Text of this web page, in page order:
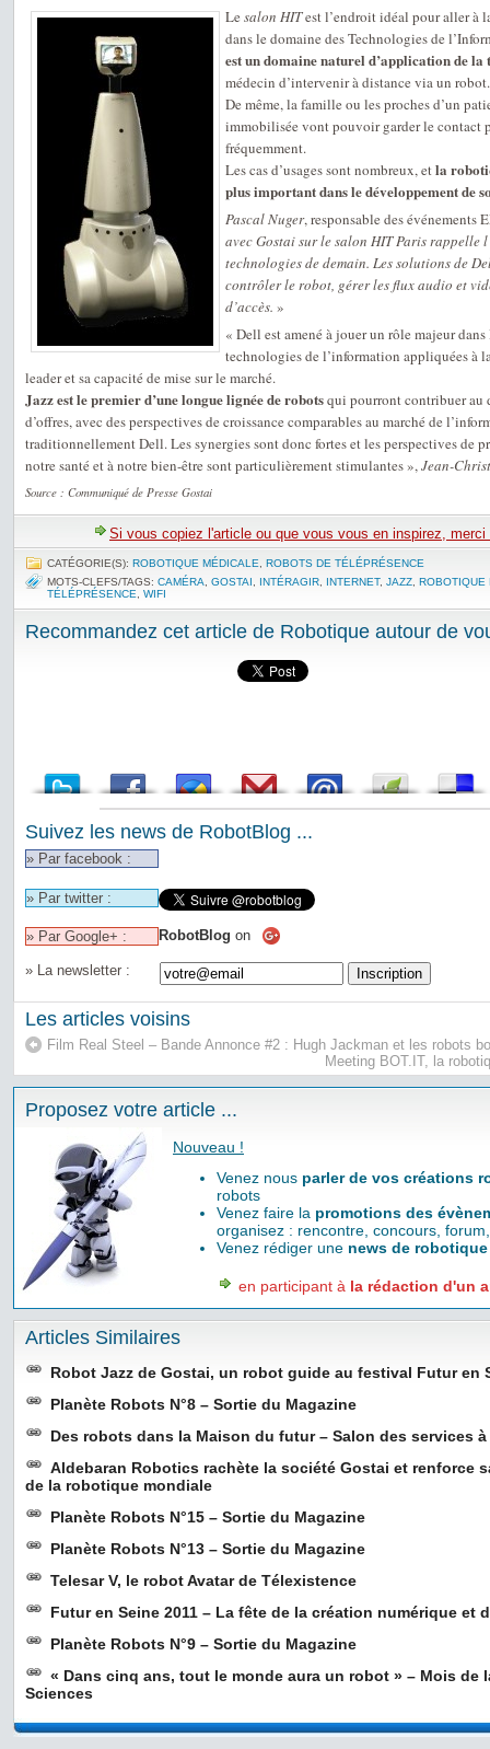
Le salon HITest l’endroit idéal pour aller à
dans le domaine des Technologies de
est un domaine naturel d’application de la
médecin d’intervenir à distance via un robot.
De même, la famille ou les proches d’un
immobilisée vont pouvoir garder le contact
fréquemment.
Les cas d’usages sont nombreux, etla
plus important dans le développement de
Pascal Nuger, responsable des événements
avec Gostai sur le salon HIT Paris rappelle
technologies de demain. Les solutions de
contrôler le robot, gérer les flux audio et
d’accès. »
« Dell est amené à jouer un rôle majeur
technologies de l’information appliquées à
leader et sa capacité de mise sur le marché.
Jazz est le premier d’une longue lignée de robotsqui pourront contribuer au
d’offres, avec des perspectives de croissance comparables au marché de
traditionnellement Dell. Les synergies sont donc fortes et les perspectives de
notre santé et à notre bien-être sont particulièrement stimulantes »,Jean-
Source : Communiqué de Presse Gostai
Si vous copiez l'article ou que vous vous en inspirez,
CATÉGORIE(S): ROBOTIQUE MÉDICALE
ROBOTS DE TÉLÉPRÉSENCE
MOTS-CLEFS/TAGS: CAMÉRA GOSTAI INTÉRAGIR INTERNET, JAZZ ROBOTIQUE
TÉLÉPRÉSENCE
WIFI
Recommandez cet article de Robotique autour de
Suivez les news de RobotBlog ...
» Par facebook :
» Par twitter :
» Par Google+ : RobotBlog on
» La newsletter :
Les articles voisins
Film Real Steel – Bande Annonce #2 : Hugh Jackman et les robots
Meeting BOT.IT, la
Proposez votre article ...
Nouveau !
Venez nous parler de vos créations
robots
Venez faire la promotions des
organisez : rencontre, concours,
Venez rédiger une news de robotique
en participant à la rédaction d'un
Articles Similaires
Robot Jazz de Gostai, un robot guide au festival Futur en
Planète Robots N°8 – Sortie du Magazine
Des robots dans la Maison du futur – Salon des services
Aldebaran Robotics rachète la société Gostai et renforce
de la robotique mondiale
Planète Robots N°15 – Sortie du Magazine
Planète Robots N°13 – Sortie du Magazine
Telesar V, le robot Avatar de Télexistence
Futur en Seine 2011 – La fête de la création numérique et
Planète Robots N°9 – Sortie du Magazine
« Dans cinq ans, tout le monde aura un robot » – Mois de
Sciences